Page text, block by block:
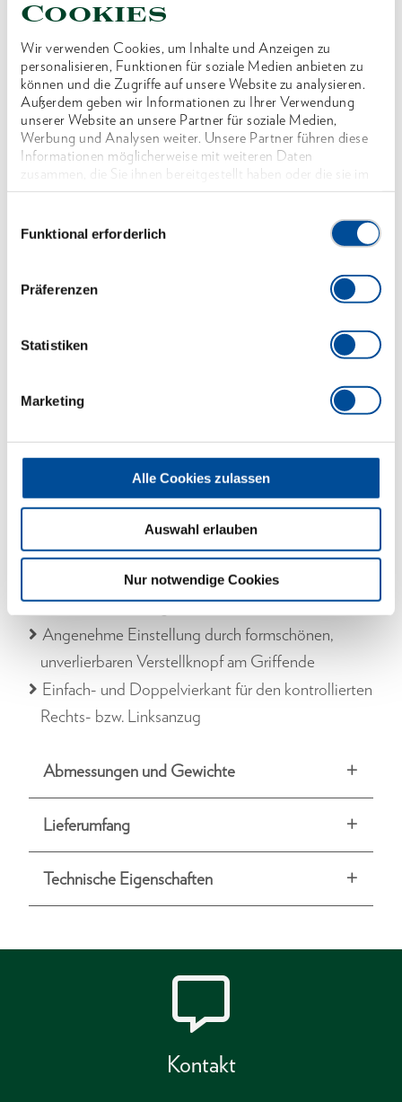
Cookies
Wir verwenden Cookies, um Inhalte und Anzeigen zu
personalisieren, Funktionen für soziale Medien anbieten zu
können und die Zugriffe auf unsere Website zu analysieren.
Außerdem geben wir Informationen zu Ihrer Verwendung
unserer Website an unsere Partner für soziale Medien,
Werbung und Analysen weiter. Unsere Partner führen diese
Informationen möglicherweise mit weiteren Daten
zusammen, die Sie ihnen bereitgestellt haben oder die sie im
Rahmen Ihrer Nutzung der Dienste gesammelt haben. Unsere
Funktional erforderlich
Präferenzen
Statistiken
Marketing
Alle Cookies zulassen
Auswahl erlauben
Nur notwendige Cookies
Doppel-Skala mit einer Skalenteilung von 5 Nm
Mit Druckknopfauslösung
Technischer Vorteil/Funktion:
Leicht und robust - Gehäuse aus hochwertiger
Aluminiumlegierung
Keine Wertverschiebungen und Beeinflussung der
Genauigkeit durch beidhändiges Arbeiten oder
Betätigung außerhalb des Griffes (wie bei
Sowohl Antriebsvierkant als Drehpunkt liegen in
einer Achse dadurch hohe Anwendungssicherheit,
verlängerbar um Arbeitsbelastung des Anwenders
Kräftereduzierung der Hebelmechanik
Geschmiedete Hebelkette aus konzerneigener
Qualitäts-Schmiede
Höchste Präzision auch bei starkem
Lange Lebensdauer und hohe Standzeiten
Einfache Bedienung - schneller und sicherer
Drehmomentanzug
Angenehme Einstellung durch formschönen,
unverlierbaren Verstellknopf am Griffende
Einfach- und Doppelvierkant für den kontrollierten
Rechts- bzw. Linksanzug
Abmessungen und Gewichte
Lieferumfang
Technische Eigenschaften
Kontakt